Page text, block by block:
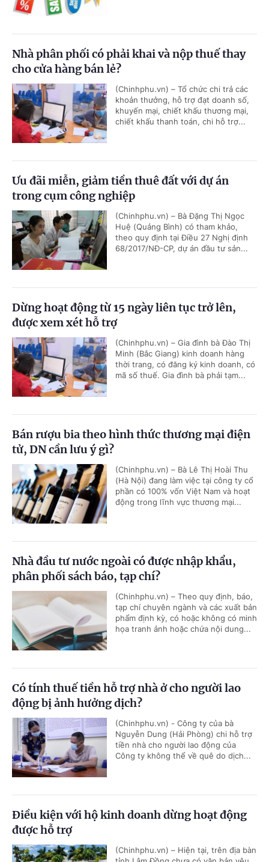
Nhà phân phối có phải khai và nộp thuế thay
cho cửa hàng bán lẻ?
(Chinhphu.vn) – Tổ chức chi trả các
khoản thưởng, hỗ trợ đạt doanh số,
khuyến mại, chiết khấu thương mại,
chiết khấu thanh toán, chi hỗ trợ...
Ưu đãi miễn, giảm tiền thuê đất với dự án
trong cụm công nghiệp
(Chinhphu.vn) – Bà Đặng Thị Ngọc
Huệ (Quảng Bình) có tham khảo,
theo quy định tại Điều 27 Nghị định
68/2017/NĐ-CP, dự án đầu tư sản...
Dừng hoạt động từ 15 ngày liên tục trở lên,
được xem xét hỗ trợ
(Chinhphu.vn) – Gia đình bà Đào Thị
Minh (Bắc Giang) kinh doanh hàng
thời trang, có đăng ký kinh doanh, có
mã số thuế. Gia đình bà phải tạm...
Bán rượu bia theo hình thức thương mại điện
tử, DN cần lưu ý gì?
(Chinhphu.vn) – Bà Lê Thị Hoài Thu
(Hà Nội) đang làm việc tại công ty cổ
phần có 100% vốn Việt Nam và hoạt
động trong lĩnh vực thương mại...
Nhà đầu tư nước ngoài có được nhập khẩu,
phân phối sách báo, tạp chí?
(Chinhphu.vn) – Theo quy định, báo,
tạp chí chuyên ngành và các xuất bản
phẩm định kỳ, có hoặc không có minh
họa tranh ảnh hoặc chứa nội dung...
Có tính thuế tiền hỗ trợ nhà ở cho người lao
động bị ảnh hưởng dịch?
(Chinhphu.vn) - Công ty của bà
Nguyễn Dung (Hải Phòng) chi hỗ trợ
tiền nhà cho người lao động của
Công ty không thể về quê do dịch...
Điều kiện với hộ kinh doanh dừng hoạt động
được hỗ trợ
(Chinhphu.vn) – Hiện tại, trên địa bàn